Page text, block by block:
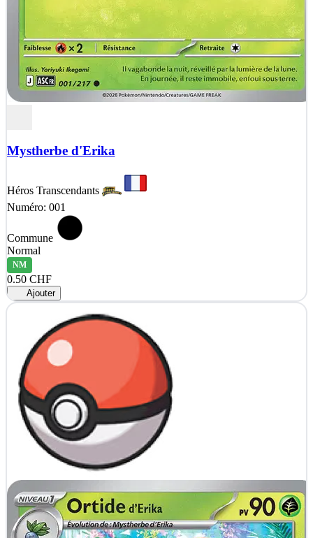
Mystherbe d'Erika
Héros Transcendants
Numéro: 001
Commune
Normal
NM
0.50 CHF
Ajouter